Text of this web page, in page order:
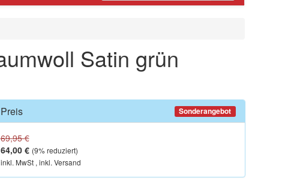
Satin grün
Preis Sonderangebot
69,95 €
64,00 € (9% reduziert)
inkl. MwSt , inkl. Versand